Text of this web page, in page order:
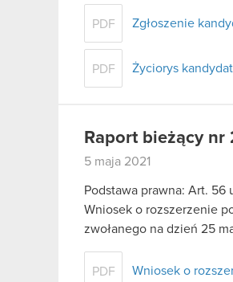
PDF Zgłoszenie
PDF Życiorys
Raport bieżący nr
5 maja 2021
Podstawa prawna: Art. 56
Wniosek o rozszerzenie
zwołanego na dzień 25
PDF Wniosek o